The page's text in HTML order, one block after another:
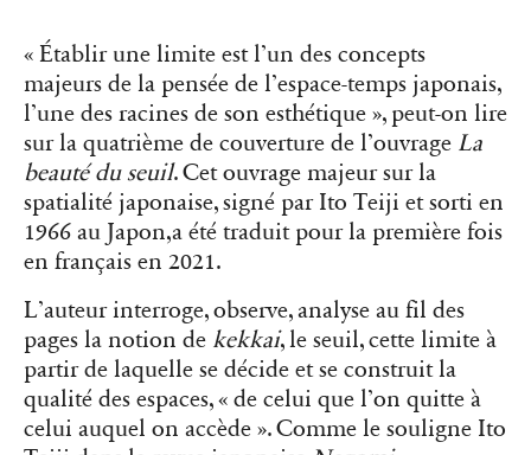
« Établir une limite est l’un des concepts
majeurs de la pensée de l’espace-temps japonais,
l’une des racines de son esthétique », peut-on lire
sur la quatrième de couverture de l’ouvrage La
beauté du seuil. Cet ouvrage majeur sur la
spatialité japonaise, signé par Ito Teiji et sorti en
1966 au Japon,a été traduit pour la première fois
en français en 2021.
L’auteur interroge, observe, analyse au fil des
pages la notion de kekkai, le seuil, cette limite à
partir de laquelle se décide et se construit la
qualité des espaces, « de celui que l’on quitte à
celui auquel on accède ». Comme le souligne Ito